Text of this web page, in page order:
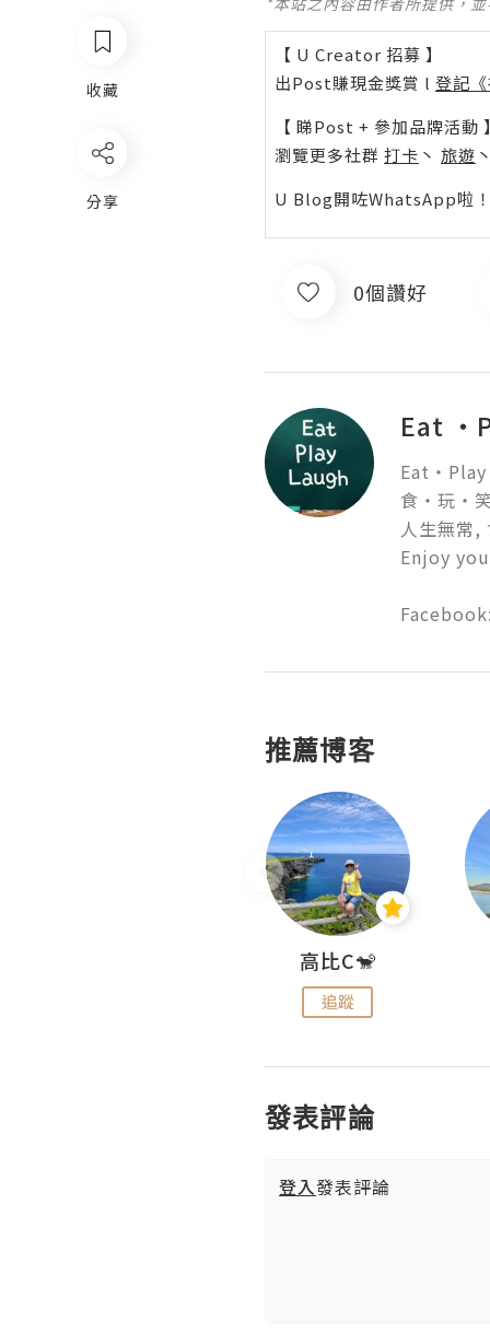
收藏
分享
【 U Creator 招募 】
出Post賺現金獎賞 l 登記
【 睇Post + 參加品牌活動
瀏覽更多社群 打卡 丶 旅遊
U Blog開咗WhatsApp啦
0個讚好
Eat ・
Eat・
食・玩・
人生無常,
Enjoy
推薦博客
高比C🐒
追蹤
發表評論
登入發表評論